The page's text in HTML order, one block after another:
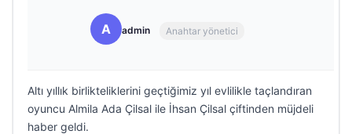
A admin Anahtar yönetici
Altı yıllık birlikteliklerini geçtiğimiz yıl evlilikle taçlandıran
oyuncu Almila Ada Çilsal ile İhsan Çilsal çiftinden müjdeli
haber geldi.